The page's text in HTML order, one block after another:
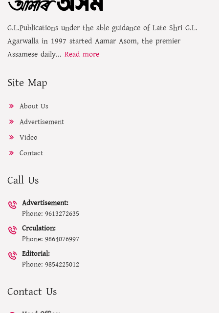
G.L.Publications under the able guidance of Late Shri G.L.
Agarwalla in 1997 started Aamar Asom, the premier
Assamese daily... Read more
Site Map
About Us
Advertisement
Video
Contact
Call Us
Advertisement:
Phone: 9613272635
Crculation:
Phone: 9864076997
Editorial:
Phone: 9854225012
Contact Us